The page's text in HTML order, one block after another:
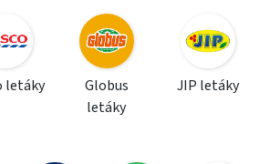
letáky
Globus
letáky
JIP letáky